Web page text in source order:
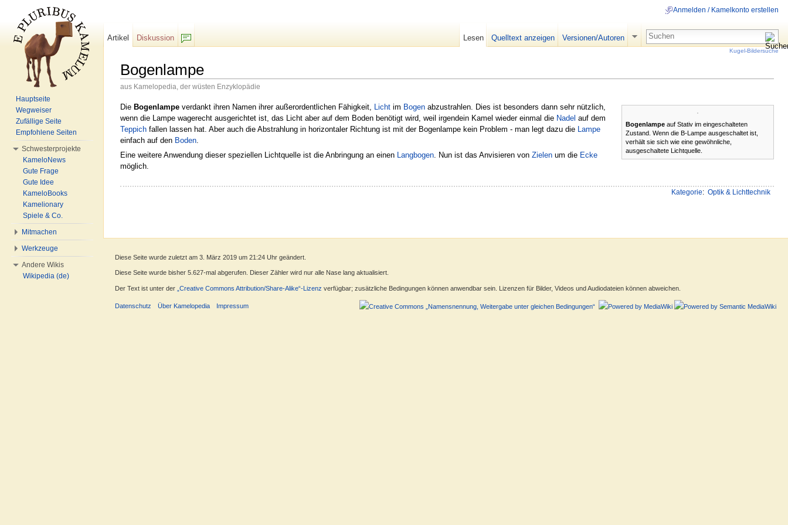
Bogenlampe
aus Kamelopedia, der wüsten Enzyklopädie
Bogenlampe auf Stativ im eingeschalteten
Zustand. Wenn die B-Lampe ausgeschaltet ist,
verhält sie sich wie eine gewöhnliche,
ausgeschaltete Lichtquelle.
Die Bogenlampe verdankt ihren Namen ihrer außerordentlichen Fähigkeit, Licht im Bogen abzustrahlen. Dies ist besonders dann sehr nützlich,
wenn die Lampe wagerecht ausgerichtet ist, das Licht aber auf dem Boden benötigt wird, weil irgendein Kamel wieder einmal die Nadel auf dem
Teppich fallen lassen hat. Aber auch die Abstrahlung in horizontaler Richtung ist mit der Bogenlampe kein Problem - man legt dazu die Lampe
einfach auf den Boden
Eine weitere Anwendung dieser speziellen Lichtquelle ist die Anbringung an einen
Langbogen . Nun ist das Anvisieren von Zielen um die Ecke
möglich.
Kategorie: Optik & Lichttechnik
Anmelden / Kamelkonto erstellen
Artikel
Diskussion
Lesen Quelltext anzeigen Versionen/Autoren
Kugel-Bildersuche
Hauptseite
Wegweiser
Zufällige Seite
Empfohlene Seiten
Schwesterprojekte
KameloNews
Gute Frage
Gute Idee
KameloBooks
Kamelionary
Spiele & Co.
Mitmachen
Werkzeuge
Andere Wikis
Wikipedia (de)
Diese Seite wurde zuletzt am 3. März 2019 um 21:24 Uhr geändert.
Diese Seite wurde bisher 5.627-mal abgerufen. Dieser Zähler wird nur alle Nase lang aktualisiert.
Der Text ist unter der „Creative Commons Attribution/Share-Alike“-Lizenz verfügbar; zusätzliche Bedingungen können anwendbar sein. Lizenzen für Bilder, Videos und Audiodateien können abweichen.
Datenschutz Über Kamelopedia Impressum